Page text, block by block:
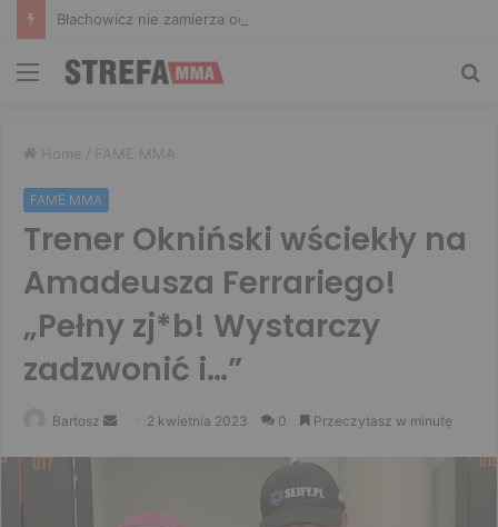
Menu
Home / FAME MMA
FAME MMA
Trener Okniński wściekły na
Amadeusza Ferrariego!
„Pełny zj*b! Wystarczy
zadzwonić i…”
Bartosz
Send 2 kwietnia 2023 0 Przeczytasz w minutę